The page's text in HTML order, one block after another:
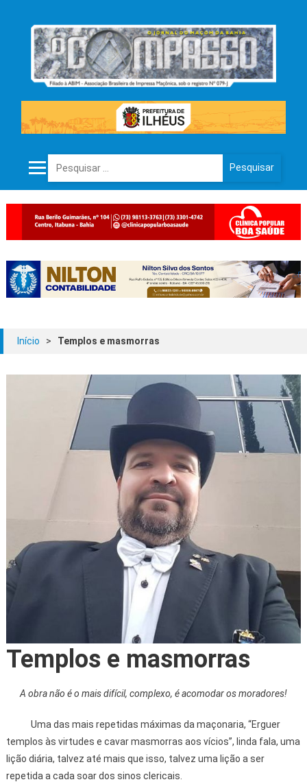
Pesquisar por:
Início > Templos e masmorras
Templos e masmorras
A obra não é o mais difícil, complexo, é acomodar os moradores!
Uma das mais repetidas máximas da maçonaria, “Erguer
templos às virtudes e cavar masmorras aos vícios”, linda fala, uma
lição diária, talvez até mais que isso, talvez uma lição a ser
repetida a cada soar dos sinos clericais.